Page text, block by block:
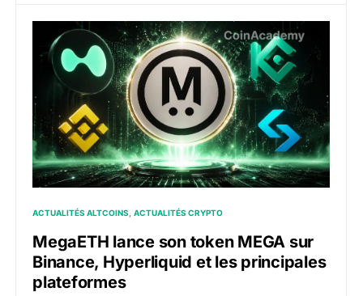
MegaETH lance son token MEGA sur Binance,
ACTUALITÉS ALTCOINS ACTUALITÉS CRYPTO
MegaETH lance son token MEGA sur
Binance, Hyperliquid et les principales
plateformes